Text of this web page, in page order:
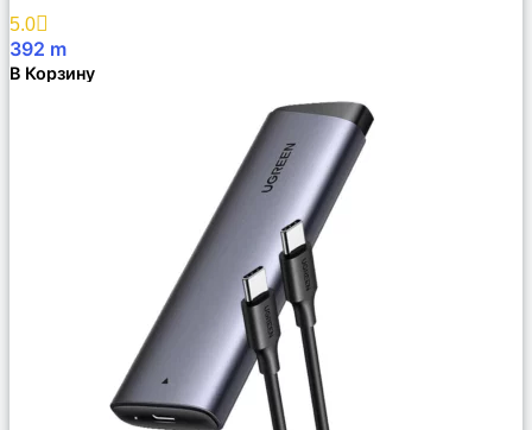
Избранное
5.0
392 m
В Корзину